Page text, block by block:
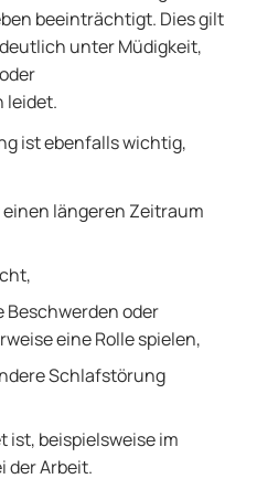
beeinträchtigt. Dies gilt
unter Müdigkeit,
leidet.
ist ebenfalls wichtig,
längeren Zeitraum
Beschwerden oder
eine Rolle spielen,
Schlafstörung
ist, beispielsweise im
der Arbeit.